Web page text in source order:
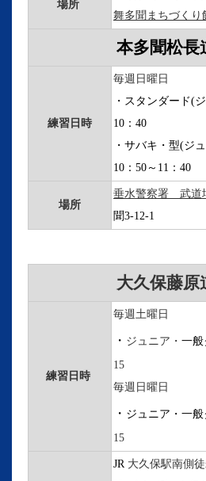
場所
舞多聞まちづくり
本多聞松長
練習日時
毎週日曜日
・スタンダード
10：40
・サバキ・型(
10：50～11：40
場所
垂水警察署 武道
聞3-12-1
大久保藤原
練習日時
毎週土曜日
・ ジュニア・ 一般
15
毎週日曜日
・ ジュニア・一般
15
JR 大久保駅南側